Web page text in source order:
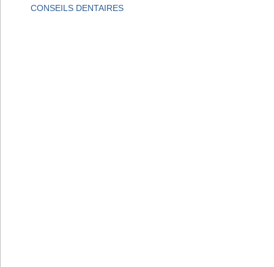
CONSEILS DENTAIRES